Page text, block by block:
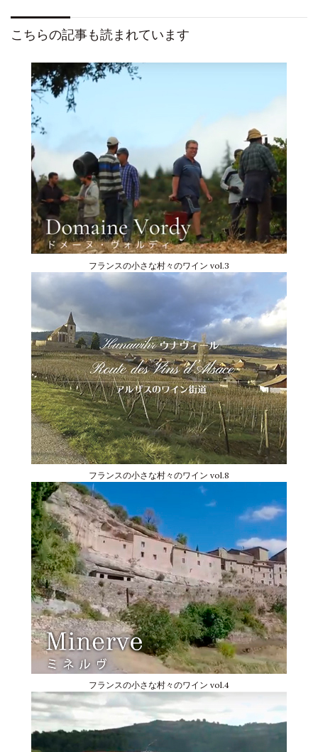
こちらの記事も読まれています
フランスの小さな村々のワイン vol.3
フランスの小さな村々のワイン vol.8
フランスの小さな村々のワイン vol.4